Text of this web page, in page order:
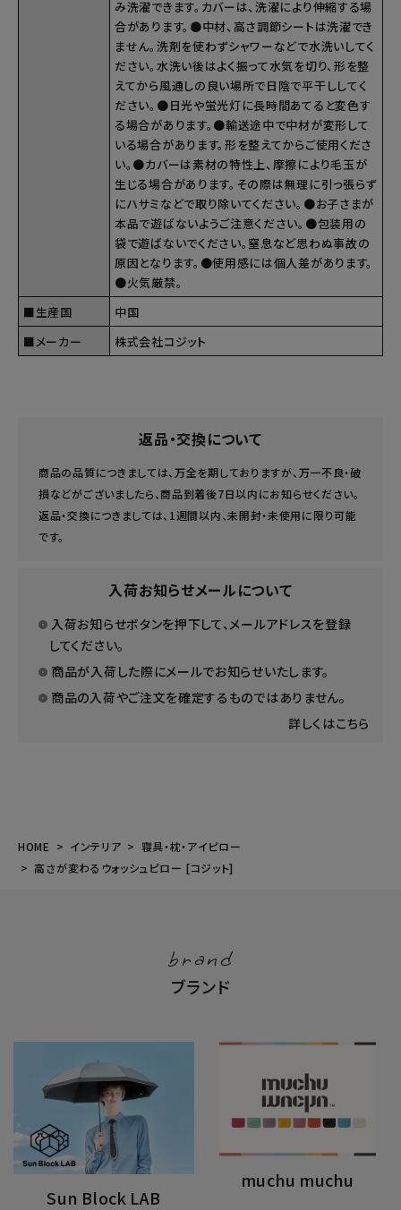
み洗濯できます。カバーは、洗濯により伸縮する場
合があります。●中材、高さ調節シートは洗濯でき
ません。洗剤を使わずシャワーなどで水洗いしてく
ださい。水洗い後はよく振って水気を切り、形を整
えてから風通しの良い場所で日陰で平干ししてく
ださい。●日光や蛍光灯に長時間あてると変色す
る場合があります。●輸送途中で中材が変形して
いる場合があります。形を整えてからご使用くださ
い。●カバーは素材の特性上、摩擦により毛玉が
生じる場合があります。その際は無理に引っ張らず
にハサミなどで取り除いてください。●お子さまが
本品で遊ばないようご注意ください。●包装用の
袋で遊ばないでください。窒息など思わぬ事故の
原因となります。●使用感には個人差があります。
●火気厳禁。
■生産国
中国
■メーカー
株式会社コジット
返品・交換について
商品の品質につきましては、万全を期しておりますが、万一不良・破
損などがございましたら、商品到着後7日以内にお知らせください。
返品・交換につきましては、1週間以内、未開封・未使用に限り可能
です。
入荷お知らせメールについて
入荷お知らせボタンを押下して、メールアドレスを登録
してください。
商品が入荷した際にメールでお知らせいたします。
商品の入荷やご注文を確定するものではありません。
詳しくはこちら
HOME インテリア
寝具・枕・アイピロー
高さが変わるウォッシュピロー [コジット]
brand
ブランド
Sun Block LAB
muchu muchu